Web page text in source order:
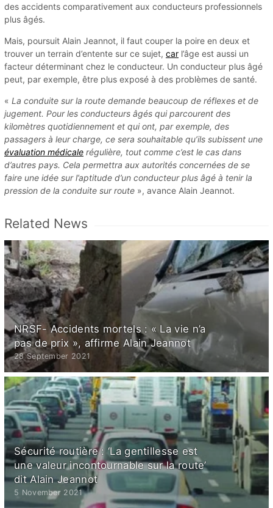
des accidents comparativement aux conducteurs professionnels
plus âgés.
Mais, poursuit Alain Jeannot, il faut couper la poire en deux et
trouver un terrain d’entente sur ce sujet, car l’âge est aussi un
facteur déterminant chez le conducteur. Un conducteur plus âgé
peut, par exemple, être plus exposé à des problèmes de santé.
« La conduite sur la route demande beaucoup de réflexes et de
jugement. Pour les conducteurs âgés qui parcourent des
kilomètres quotidiennement et qui ont, par exemple, des
passagers à leur charge, ce sera souhaitable qu’ils subissent une
évaluation médicale régulière, tout comme c’est le cas dans
d’autres pays. Cela permettra aux autorités concernées de se
faire une idée sur l’aptitude d’un conducteur plus âgé à tenir la
pression de la conduite sur route », avance Alain Jeannot.
Related News
NRSF- Accidents mortels : « La vie n’a
pas de prix », affirme Alain Jeannot
28 September 2021
Sécurité routière : ‘La gentillesse est
une valeur incontournable sur la route’
dit Alain Jeannot
5 November 2021